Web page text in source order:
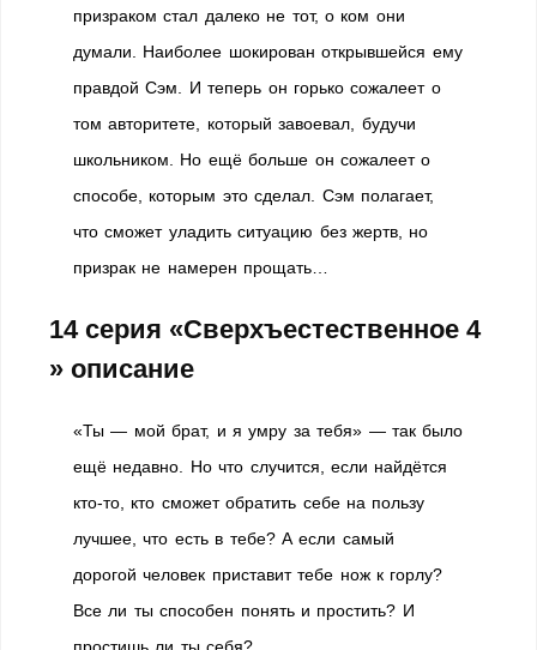
призраком стал далеко не тот, о ком они
думали. Наиболее шокирован открывшейся ему
правдой Сэм. И теперь он горько сожалеет о
том авторитете, который завоевал, будучи
школьником. Но ещё больше он сожалеет о
способе, которым это сделал. Сэм полагает,
что сможет уладить ситуацию без жертв, но
призрак не намерен прощать…
14 серия «Сверхъестественное 4
» описание
«Ты — мой брат, и я умру за тебя» — так было
ещё недавно. Но что случится, если найдётся
кто-то, кто сможет обратить себе на пользу
лучшее, что есть в тебе? А если самый
дорогой человек приставит тебе нож к горлу?
Все ли ты способен понять и простить? И